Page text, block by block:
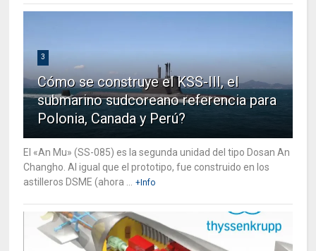
3
Cómo se construye el KSS-III, el
submarino sudcoreano referencia para
Polonia, Canada y Perú?
El «An Mu» (SS-085) es la segunda unidad del tipo Dosan An
Changho. Al igual que el prototipo, fue construido en los
astilleros DSME (ahora ...
+Info